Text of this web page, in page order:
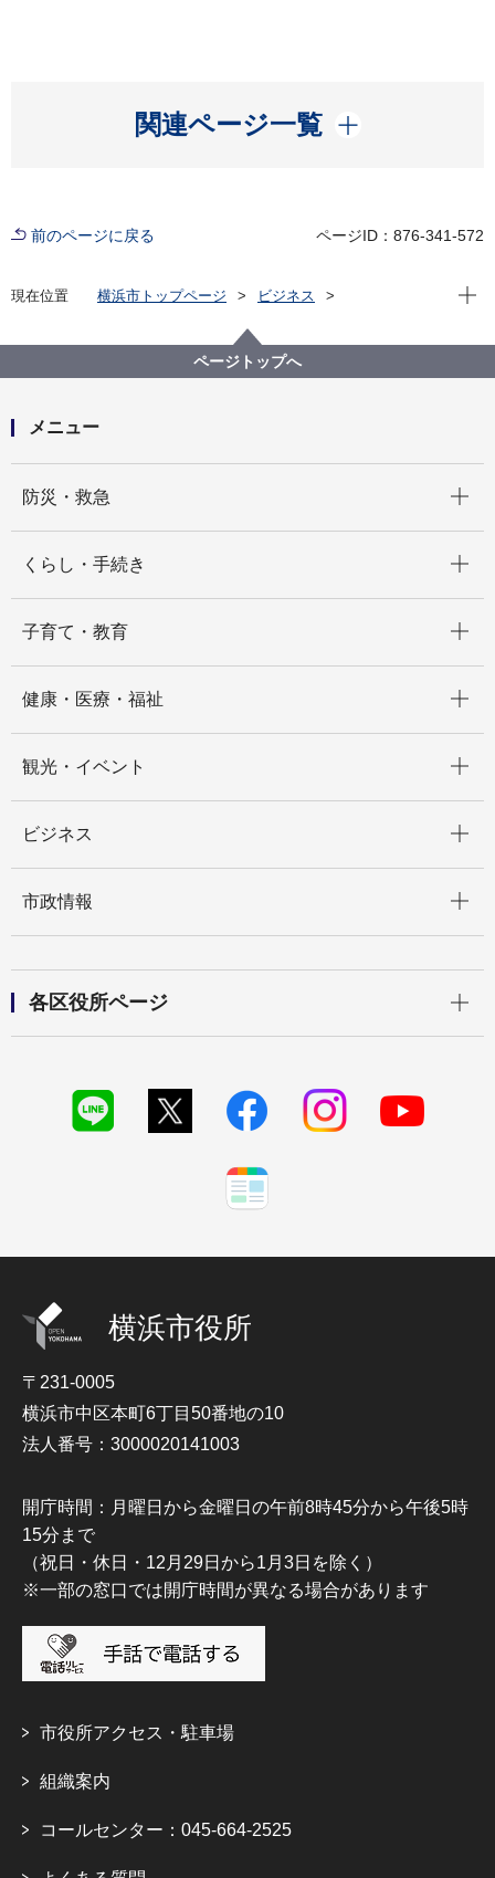
関連ページ一覧
開く
前のページに戻る ページID：876-341-572
現在位置 横浜市トップページ
ビジネス
リサイクル法関連
建設リサイクル法Ｑ＆Ａ
現在
ページトップへ
メニュー
防災・救急
くらし・手続き
子育て・教育
健康・医療・福祉
観光・イベント
ビジネス
市政情報
各区役所ページ
横浜市役所
〒231-0005
横浜市中区本町6丁目50番地の10
法人番号：3000020141003
開庁時間：月曜日から金曜日の午前8時45分から午後5時
15分まで
（祝日・休日・12月29日から1月3日を除く）
※一部の窓口では開庁時間が異なる場合があります
市役所アクセス・駐車場
組織案内
コールセンター：045-664-2525